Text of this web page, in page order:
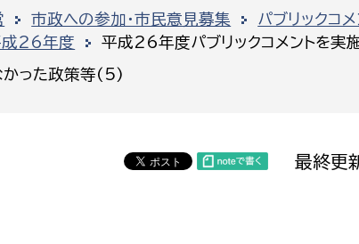
ザードマップ
を選択
戸籍
財産管理課
市政への参加・市民意見募集
パブリックコ
成26年度 平成26年度パブリックコメントを実
かった政策等(5)
最終更